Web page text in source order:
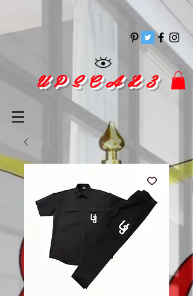
U P S C A L 3